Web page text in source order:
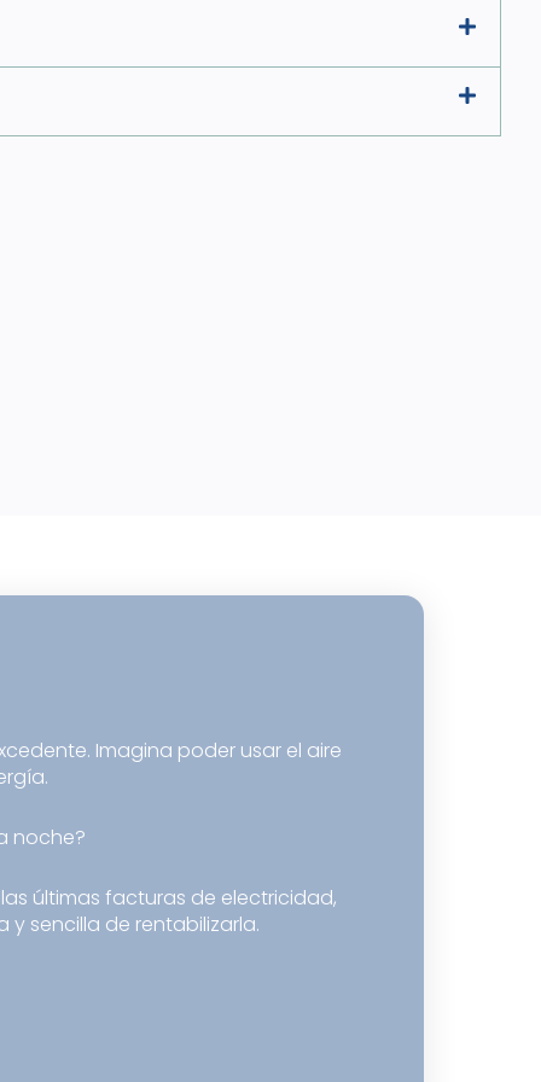
Imagina poder usar el aire
noche?
últimas facturas de electricidad,
sencilla de rentabilizarla.